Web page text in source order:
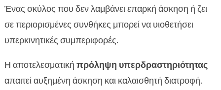
Ένας σκύλος που δεν λαμβάνει επαρκή άσκηση ή ζει
σε περιορισμένες συνθήκες μπορεί να υιοθετήσει
υπερκινητικές συμπεριφορές.
Η αποτελεσματική πρόληψη υπερδραστηριότητας
απαιτεί αυξημένη άσκηση και καλαισθητή διατροφή.